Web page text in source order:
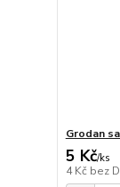
Grodan
5 Kč/ks
4 Kč bez